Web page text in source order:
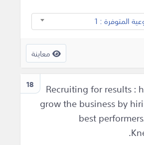
المتوفرة : 1
معاينة
18
Recruiting for results :
grow the business by
best